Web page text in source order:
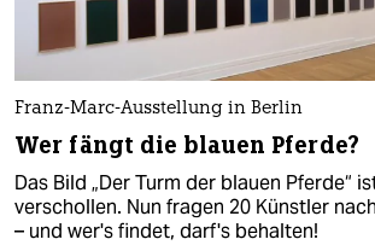
Franz-Marc-Ausstellung in Berlin
Wer fängt die blauen Pferde?
Das Bild „Der Turm der blauen Pferde“
verschollen. Nun fragen 20 Künstler
– und wer's findet, darf's behalten!